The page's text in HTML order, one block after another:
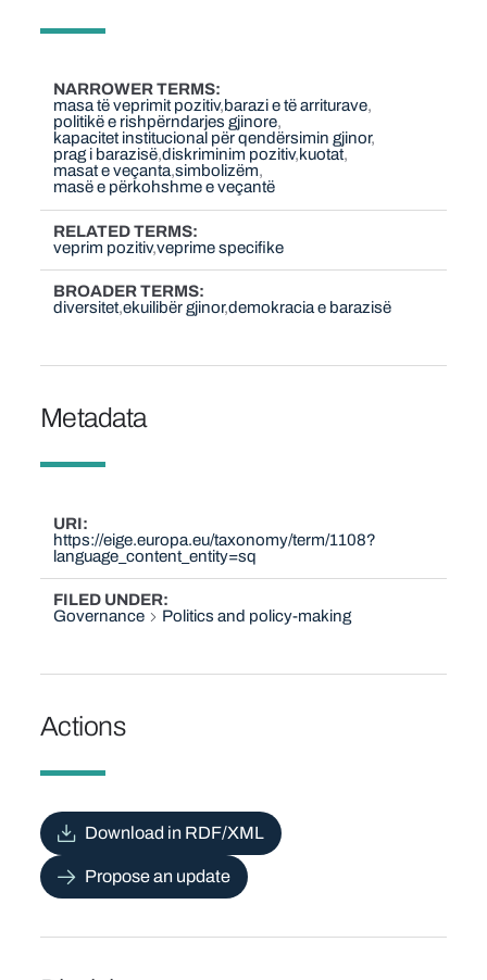
NARROWER TERMS
masa të veprimit pozitiv barazi e të arriturave
politikë e rishpërndarjes gjinore
kapacitet institucional për qendërsimin gjinor
prag i barazisë diskriminim pozitiv kuotat
masat e veçanta simbolizëm
masë e përkohshme e veçantë
RELATED TERMS
veprim pozitiv veprime specifike
BROADER TERMS
diversitet ekuilibër gjinor demokracia e barazisë
Metadata
URI
https://eige.europa.eu/taxonomy/term/1108?
language_content_entity=sq
FILED UNDER
Governance
Politics and policy-making
Actions
Download in RDF/XML
Propose an update